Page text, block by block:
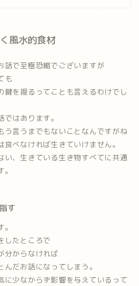
風水的食材
話で至極恐縮でございますが
も
鍵を握る ってことも言えるわけでし
はあります。
う言うまでもないことなんですがね
べなければ生きていけません。
い、生きている生き物すべてに共通
す
したところで
分からなければ
だお話になってしまう。
に少なからず影響を与えている って